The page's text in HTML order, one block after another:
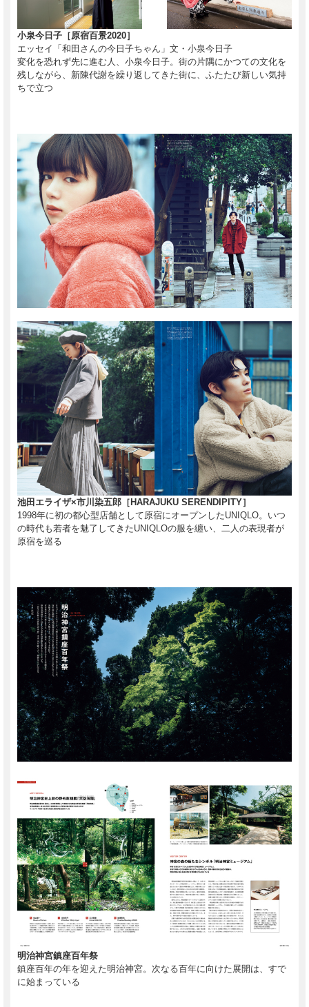
小泉今日子［原宿百景2020］
エッセイ「和田さんの今日子ちゃん」文・小泉今日子
変化を恐れず先に進む人、小泉今日子。街の片隅にかつての文化を
残しながら、新陳代謝を繰り返してきた街に、ふたたび新しい気持
ちで立つ
池田エライザ×市川染五郎［HARAJUKU SERENDIPITY］
1998年に初の都心型店舗として原宿にオープンしたUNIQLO。いつ
の時代も若者を魅了してきたUNIQLOの服を纏い、二人の表現者が
原宿を巡る
明治神宮鎮座百年祭
鎮座百年の年を迎えた明治神宮。次なる百年に向けた展開は、すで
に始まっている